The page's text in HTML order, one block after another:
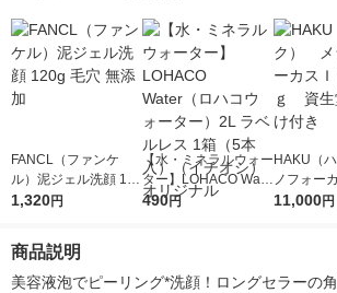
FANCL（ファンケ
ル）泥ジェル洗顔 120
g 毛穴 無添加
1,320円
【水・ミネラルウォー
ター】LOHACO Wate
r（ロハコウォータ
490円
HAKU（
ノフォー
5ｇ 資生
11,000円
商品説明
美容液泡でピーリング*洗顔！ロングセラーの